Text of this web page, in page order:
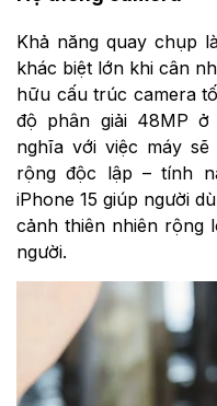
Khả năng quay chụp
khác biệt lớn khi cân
hữu cấu trúc camera
độ phân giải 48MP
nghĩa với việc máy
rộng độc lập – tính
iPhone 15 giúp người
cảnh thiên nhiên rộng
người.